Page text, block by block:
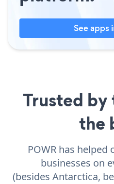
See apps
Trusted by
the
POWR has
businesses on
(besides Antarctica,